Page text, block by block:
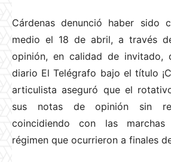
Cárdenas denunció haber sido
medio el 18 de abril, a través
opinión, en calidad de invitado,
diario El Telégrafo bajo el título
articulista aseguró que el
sus notas de opinión sin
coincidiendo con las
régimen que ocurrieron a finales